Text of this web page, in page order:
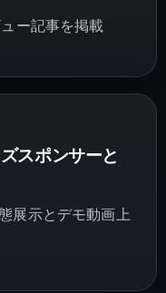
ー記事を掲載
スポンサーと
展示とデモ動画上